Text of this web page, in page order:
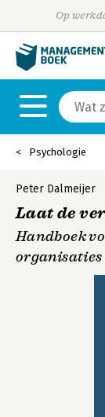
Op
Psychologie
Peter Dalmeijer
Laat de
Handboek
organisaties